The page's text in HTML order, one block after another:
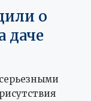
о
даче